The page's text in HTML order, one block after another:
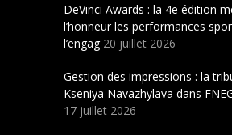
DeVinci Awards : la 4e édition
l’honneur les performances
l’engag 20 juillet 2026
Gestion des impressions : la
Kseniya Navazhylava dans
17 juillet 2026